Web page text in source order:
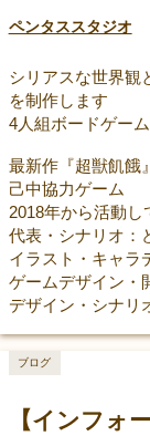
ペンタススタジオ
シリアスな世界観
を制作します
4人組ボードゲー
最新作『超獣飢餓
己中協力ゲーム
2018年から活動し
代表・シナリオ：
イラスト・キャラ
ゲームデザイン・
デザイン・シナリ
【インフォ
ブログ